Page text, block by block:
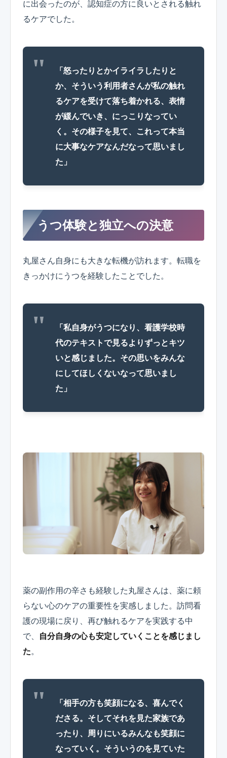
に出会ったのが、認知症の方に良いとされる触れ
るケアでした。
「怒ったりとかイライラしたりと
か、そういう利用者さんが私の触れ
るケアを受けて落ち着かれる、表情
が緩んでいき、にっこりなってい
く。その様子を見て、これって本当
に大事なケアなんだなって思いまし
た」
うつ体験と独立への決意
丸屋さん自身にも大きな転機が訪れます。転職を
きっかけにうつを経験したことでした。
「私自身がうつになり、看護学校時
代のテキストで見るよりずっとキツ
いと感じました。その思いをみんな
にしてほしくないなって思いまし
た」
薬の副作用の辛さも経験した丸屋さんは、薬に頼
らない心のケアの重要性を実感しました。訪問看
護の現場に戻り、再び触れるケアを実践する中
で、 自分自身の心も安定していくことを感じまし
た。
「相手の方も笑顔になる、喜んでく
ださる。そしてそれを見た家族であ
ったり、周りにいるみんなも笑顔に
なっていく。そういうのを見ていた